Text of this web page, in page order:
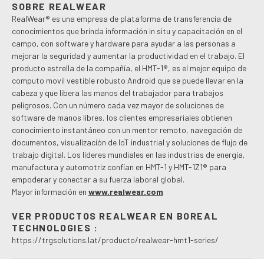
SOBRE REALWEAR
RealWear® es una empresa de plataforma de transferencia de
conocimientos que brinda información in situ y capacitación en el
campo, con software y hardware para ayudar a las personas a
mejorar la seguridad y aumentar la productividad en el trabajo. El
producto estrella de la compañía, el HMT-1®, es el mejor equipo de
computo movil vestible robusto Android que se puede llevar en la
cabeza y que libera las manos del trabajador para trabajos
peligrosos. Con un número cada vez mayor de soluciones de
software de manos libres, los clientes empresariales obtienen
conocimiento instantáneo con un mentor remoto, navegación de
documentos, visualización de IoT industrial y soluciones de flujo de
trabajo digital. Los líderes mundiales en las industrias de energía,
manufactura y automotriz confían en HMT-1 y HMT-1Z1® para
empoderar y conectar a su fuerza laboral global.
Mayor información en www.realwear.com
VER PRODUCTOS REALWEAR EN BOREAL
TECHNOLOGIES :
https://trgsolutions.lat/producto/realwear-hmt1-series/